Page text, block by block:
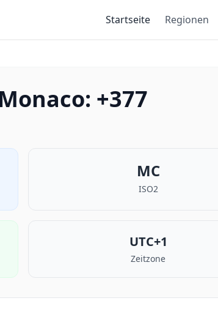
Startseite Regionen
+377
MC
ISO2
UTC+1
Zeitzone